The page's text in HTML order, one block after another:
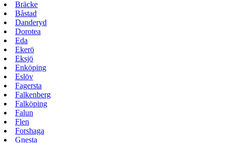
Bräcke
Båstad
Danderyd
Dorotea
Eda
Ekerö
Eksjö
Enköping
Eslöv
Fagersta
Falkenberg
Falköping
Falun
Flen
Forshaga
Gnesta